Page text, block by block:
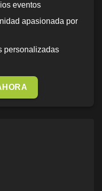
eventos
apasionada por
personalizadas